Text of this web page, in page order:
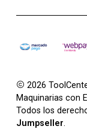
2026
Maquinarias con
Todos los
Jumpseller.